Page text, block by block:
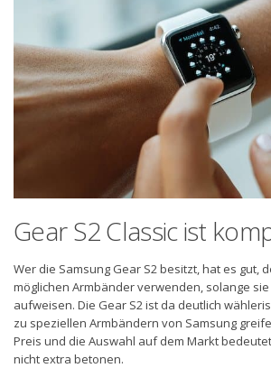
Flatrate-Prepaidtarife
Mobilfunk-Vergleichsrechner
Mobilfunk-Tarifrechner
Flatrate-Datentarife
Gear S2 Classic ist
Wer die Samsung Gear S2 besitzt, hat es gut,
möglichen Armbänder verwenden, solange
aufweisen. Die Gear S2 ist da deutlich
zu speziellen Armbändern von Samsung
Preis und die Auswahl auf dem Markt
nicht extra betonen.